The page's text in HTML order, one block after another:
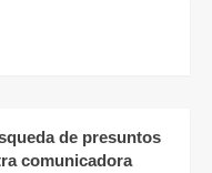
de presuntos
comunicadora